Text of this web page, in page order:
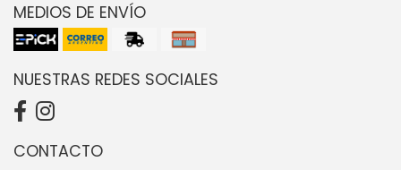
MEDIOS DE ENVÍO
NUESTRAS REDES SOCIALES
CONTACTO